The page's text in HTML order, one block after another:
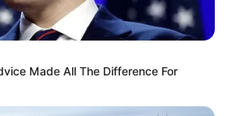
Made All The Difference For